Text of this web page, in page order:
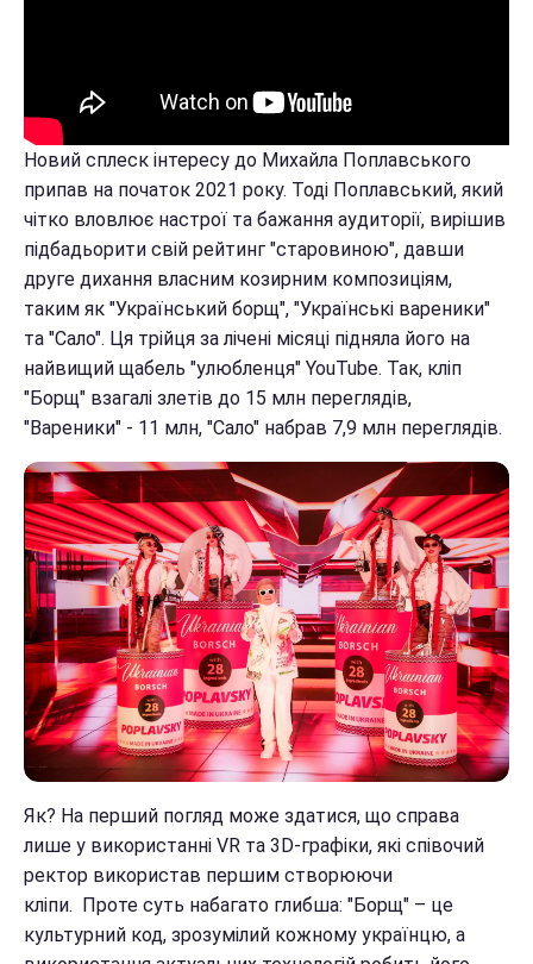
Новий сплеск інтересу до Михайла Поплавського
припав на початок 2021 року. Тоді Поплавський, який
чітко вловлює настрої та бажання аудиторії, вирішив
підбадьорити свій рейтинг "старовиною", давши
друге дихання власним козирним композиціям,
таким як "Український борщ", "Українські вареники"
та "Сало". Ця трійця за лічені місяці підняла його на
найвищий щабель "улюбленця" YouTube. Так, кліп
"Борщ" взагалі злетів до 15 млн переглядів,
"Вареники" - 11 млн, "Сало" набрав 7,9 млн переглядів.
Як? На перший погляд може здатися, що справа
лише у використанні VR та 3D-графіки, які співочий
ректор використав першим створюючи
кліпи. Проте суть набагато глибша: "Борщ" – це
культурний код, зрозумілий кожному українцю, а